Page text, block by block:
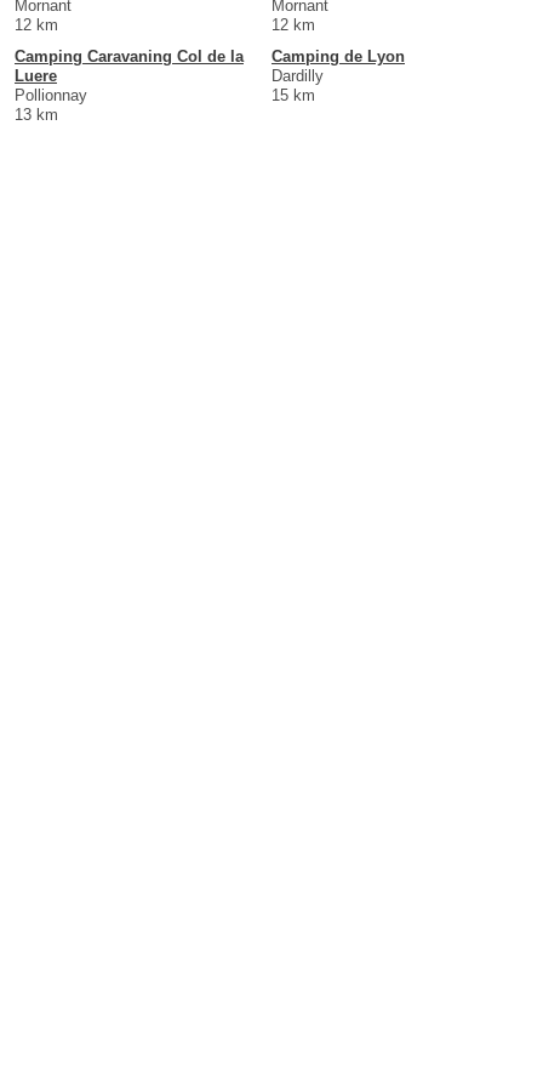
Mornant
12 km
Mornant
12 km
Camping Caravaning Col de la
Luere
Pollionnay
13 km
Camping de Lyon
Dardilly
15 km